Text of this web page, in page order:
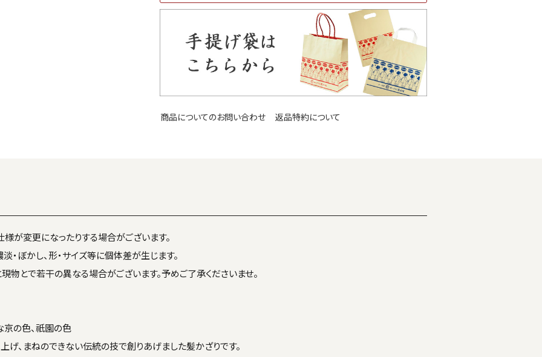
商品についてのお問い合わせ 返品特約について
が変更になったりする場合がございます。
ぼかし、形・サイズ等に個体差が生じます。
物とで若干の異なる場合がございます。予めご了承くださいませ。
京の色、祇園の色
、まねのできない伝統の技で創りあげました髪かざりです。